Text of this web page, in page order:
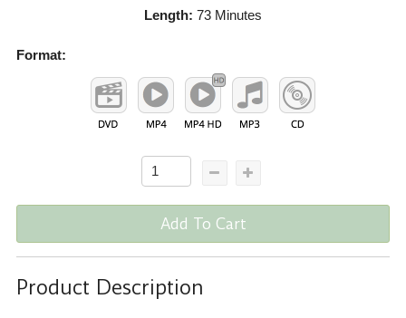
Length: 73 Minutes
Format:
Add To Cart
Product Description